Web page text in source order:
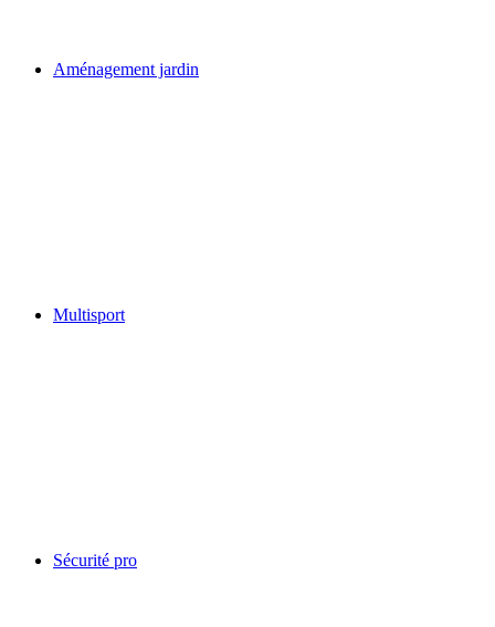
Aménagement jardin
Multisport
Sécurité pro